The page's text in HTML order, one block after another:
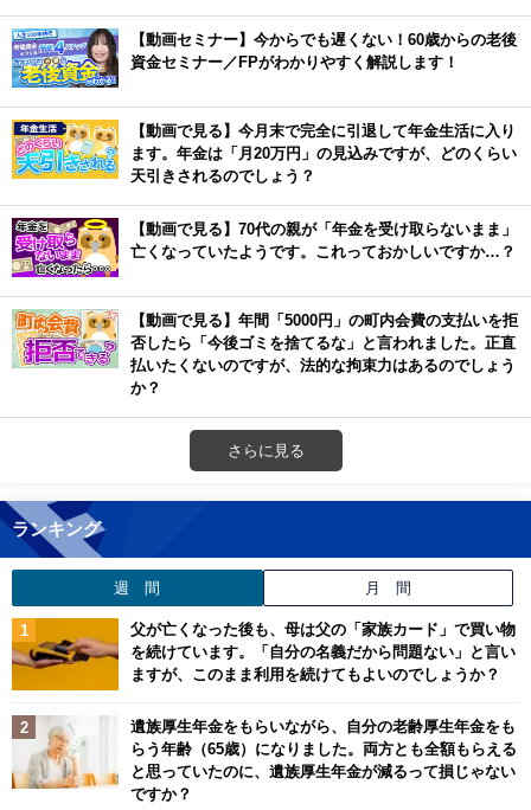
【動画セミナー】今からでも遅くない！60歳からの老後
資金セミナー／FPがわかりやすく解説します！
【動画で見る】今月末で完全に引退して年金生活に入り
ます。年金は「月20万円」の見込みですが、どのくらい
天引きされるのでしょう？
【動画で見る】70代の親が「年金を受け取らないまま」
亡くなっていたようです。これっておかしいですか…？
【動画で見る】年間「5000円」の町内会費の支払いを拒
否したら「今後ゴミを捨てるな」と言われました。正直
払いたくないのですが、法的な拘束力はあるのでしょう
か？
さらに見る
ランキング
週 間 月 間
父が亡くなった後も、母は父の「家族カード」で買い物
を続けています。「自分の名義だから問題ない」と言い
ますが、このまま利用を続けてもよいのでしょうか？
遺族厚生年金をもらいながら、自分の老齢厚生年金をも
らう年齢（65歳）になりました。両方とも全額もらえる
と思っていたのに、遺族厚生年金が減るって損じゃない
ですか？